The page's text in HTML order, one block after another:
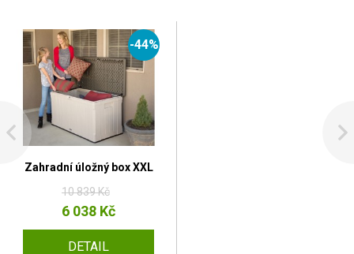
-44%
Zahradní úložný box XXL
10 839 Kč
6 038 Kč
DETAIL